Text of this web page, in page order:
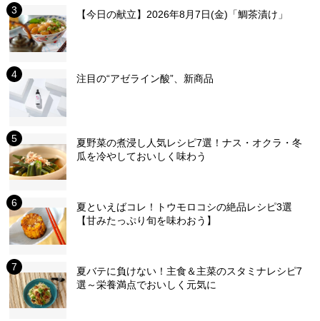
【今日の献立】2026年8月7日(金)「鯛茶漬け」
注目の“アゼライン酸”、新商品
夏野菜の煮浸し人気レシピ7選！ナス・オクラ・冬
瓜を冷やしておいしく味わう
夏といえばコレ！トウモロコシの絶品レシピ3選
【甘みたっぷり旬を味わおう】
夏バテに負けない！主食＆主菜のスタミナレシピ7
選～栄養満点でおいしく元気に